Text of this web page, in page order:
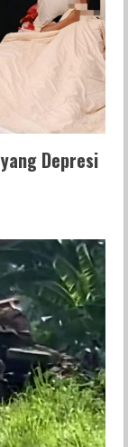
Depresi